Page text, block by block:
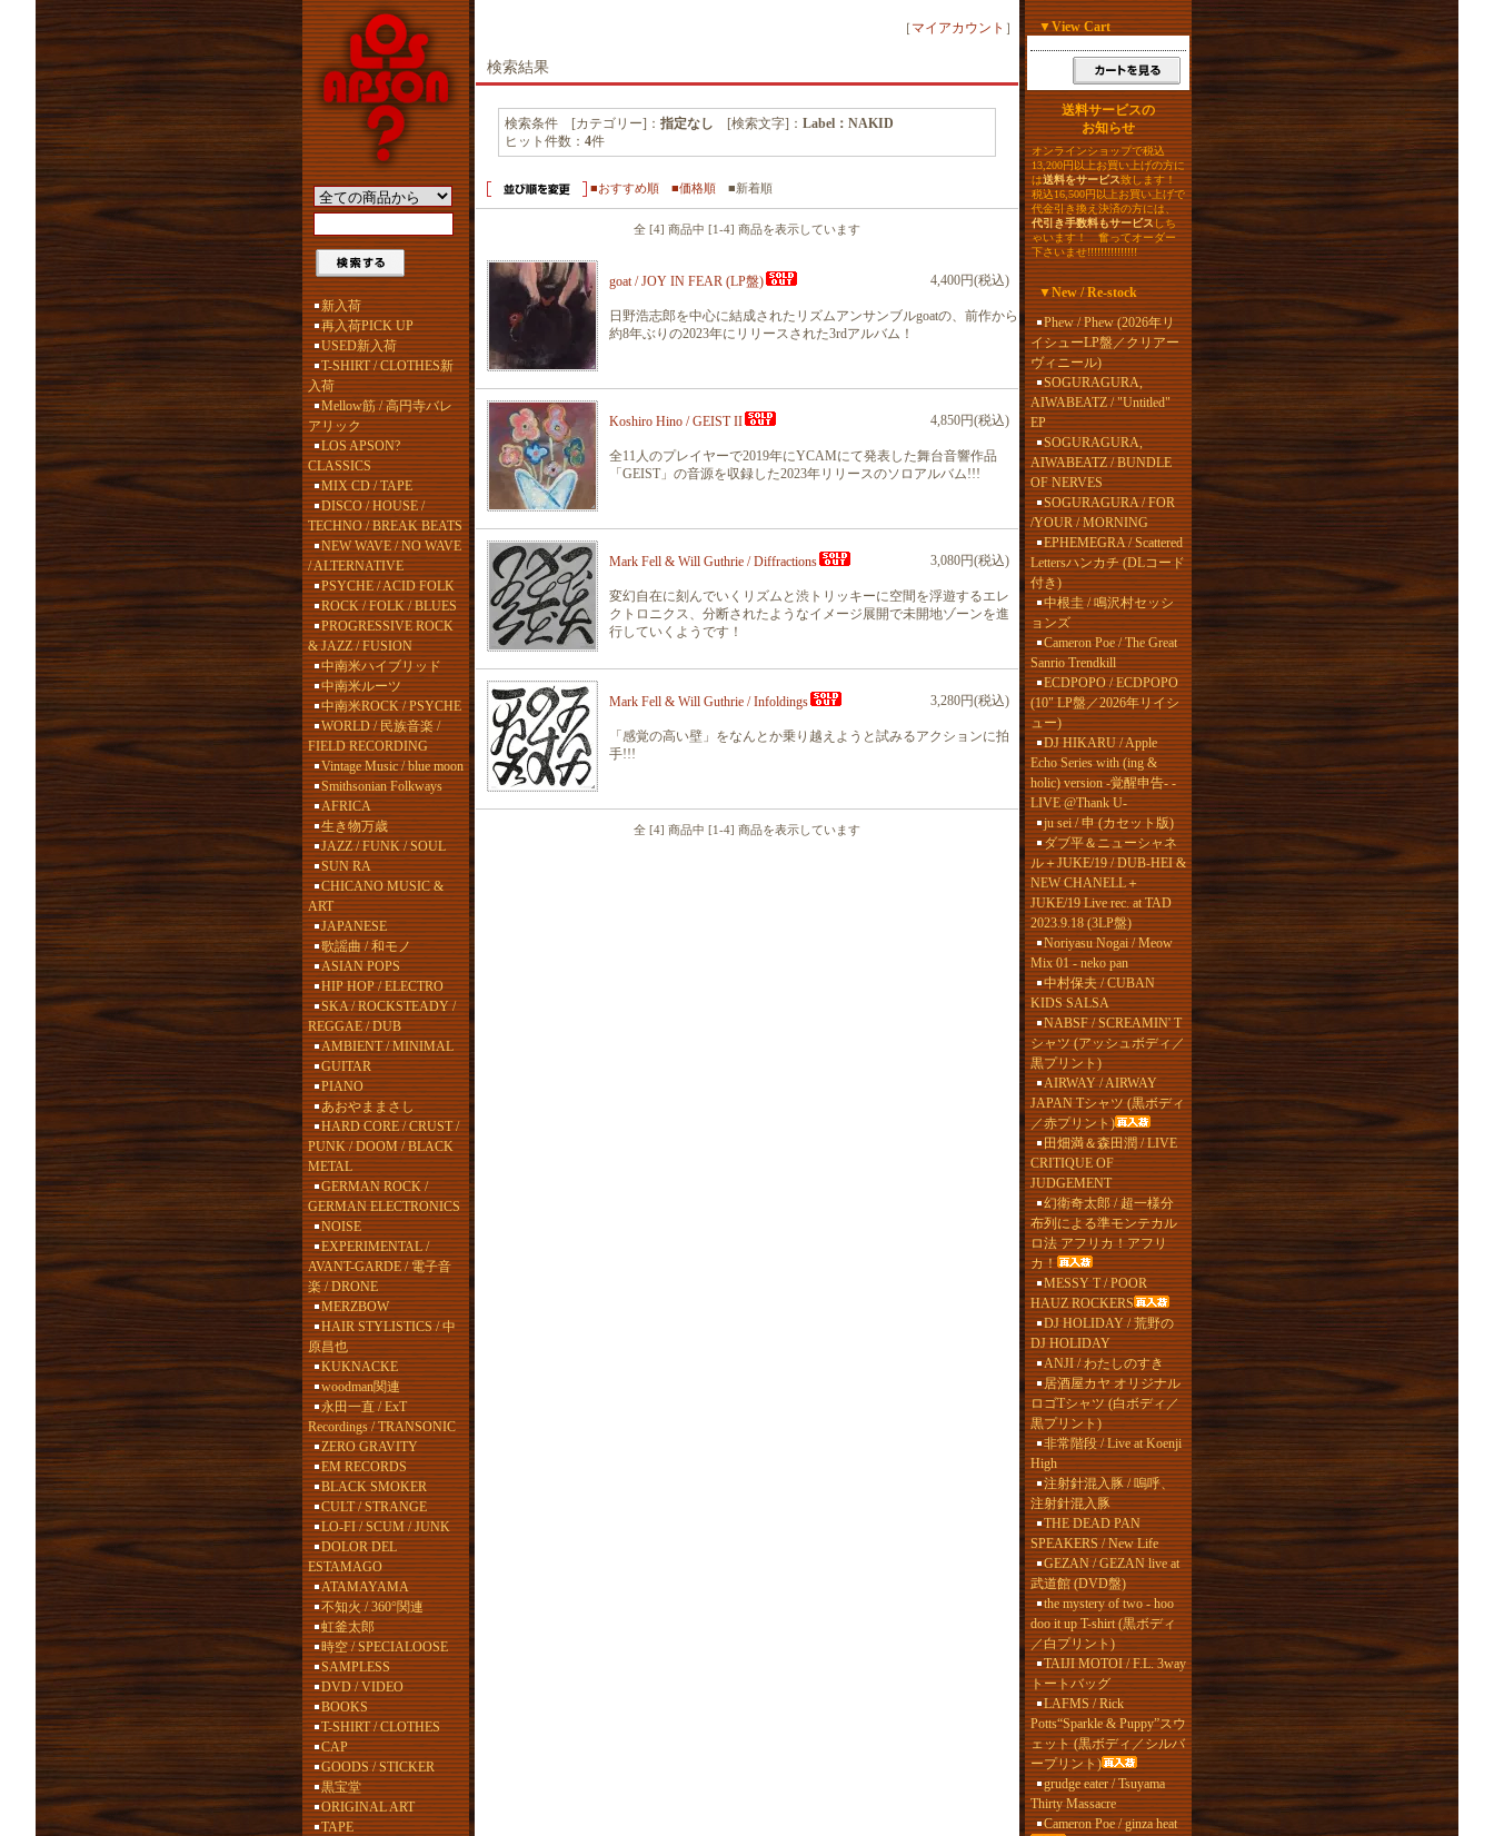
新入荷
再入荷PICK UP
USED新入荷
T-SHIRT / CLOTHES新
入荷
Mellow筋 / 高円寺バレ
アリック
LOS APSON?
CLASSICS
MIX CD / TAPE
DISCO / HOUSE /
TECHNO / BREAK BEATS
NEW WAVE / NO WAVE
/ ALTERNATIVE
PSYCHE / ACID FOLK
ROCK / FOLK / BLUES
PROGRESSIVE ROCK
& JAZZ / FUSION
中南米ハイブリッド
中南米ルーツ
中南米ROCK / PSYCHE
WORLD / 民族音楽 /
FIELD RECORDING
Vintage Music / blue moon
Smithsonian Folkways
AFRICA
生き物万歳
JAZZ / FUNK / SOUL
SUN RA
CHICANO MUSIC &
ART
JAPANESE
歌謡曲 / 和モノ
ASIAN POPS
HIP HOP / ELECTRO
SKA / ROCKSTEADY /
REGGAE / DUB
AMBIENT / MINIMAL
GUITAR
PIANO
あおやままさし
HARD CORE / CRUST /
PUNK / DOOM / BLACK
METAL
GERMAN ROCK /
GERMAN ELECTRONICS
NOISE
EXPERIMENTAL /
AVANT-GARDE / 電子音
楽 / DRONE
MERZBOW
HAIR STYLISTICS / 中
原昌也
KUKNACKE
woodman関連
永田一直 / ExT
Recordings / TRANSONIC
ZERO GRAVITY
EM RECORDS
BLACK SMOKER
CULT / STRANGE
LO-FI / SCUM / JUNK
DOLOR DEL
ESTAMAGO
ATAMAYAMA
不知火 / 360°関連
虹釜太郎
時空 / SPECIALOOSE
SAMPLESS
DVD / VIDEO
BOOKS
T-SHIRT / CLOTHES
CAP
GOODS / STICKER
黒宝堂
ORIGINAL ART
TAPE
［ マイアカウント ］
検索結果
検索条件 [カテゴリー]： 指定なし [検索文字]： Label：NAKID
ヒット件数： 4件
■おすすめ順 ■価格順 ■新着順
全 [4] 商品中 [1-4] 商品を表示しています
goat / JOY IN FEAR (LP盤) 4,400円(税込)
日野浩志郎を中心に結成されたリズムアンサンブルgoatの、前作から
約8年ぶりの2023年にリリースされた3rdアルバム！
Koshiro Hino / GEIST II 4,850円(税込)
全11人のプレイヤーで2019年にYCAMにて発表した舞台音響作品
「GEIST」の音源を収録した2023年リリースのソロアルバム!!!
Mark Fell & Will Guthrie / Diffractions 3,080円(税込)
変幻自在に刻んでいくリズムと渋トリッキーに空間を浮遊するエレ
クトロニクス、分断されたようなイメージ展開で未開地ゾーンを進
行していくようです！
Mark Fell & Will Guthrie / Infoldings 3,280円(税込)
「感覚の高い壁」をなんとか乗り越えようと試みるアクションに拍
手!!!
全 [4] 商品中 [1-4] 商品を表示しています
▼View Cart
送料サービスの
お知らせ
オンラインショップで税込
13,200円以上お買い上げの方に
は送料をサービス致します！
税込16,500円以上お買い上げで
代金引き換え決済の方には、
代引き手数料もサービスしち
ゃいます！ 奮ってオーダー
下さいませ!!!!!!!!!!!!!!!
▼New / Re-stock
Phew / Phew (2026年リ
イシューLP盤／クリアー
ヴィニール)
SOGURAGURA,
AIWABEATZ / "Untitled"
EP
SOGURAGURA,
AIWABEATZ / BUNDLE
OF NERVES
SOGURAGURA / FOR
/YOUR / MORNING
EPHEMEGRA / Scattered
Lettersハンカチ (DLコード
付き)
中根圭 / 鳴沢村セッシ
ョンズ
Cameron Poe / The Great
Sanrio Trendkill
ECDPOPO / ECDPOPO
(10" LP盤／2026年リイシ
ュー)
DJ HIKARU / Apple
Echo Series with (ing &
holic) version -覚醒申告- -
LIVE @Thank U-
ju sei / 申 (カセット版)
ダブ平＆ニューシャネ
ル＋JUKE/19 / DUB-HEI &
NEW CHANELL＋
JUKE/19 Live rec. at TAD
2023.9.18 (3LP盤)
Noriyasu Nogai / Meow
Mix 01 - neko pan
中村保夫 / CUBAN
KIDS SALSA
NABSF / SCREAMIN' T
シャツ (アッシュボディ／
黒プリント)
AIRWAY / AIRWAY
JAPAN Tシャツ (黒ボディ
／赤プリント)
田畑満＆森田潤 / LIVE
CRITIQUE OF
JUDGEMENT
幻衛奇太郎 / 超一様分
布列による準モンテカル
ロ法 アフリカ！アフリ
カ！
MESSY T / POOR
HAUZ ROCKERS
DJ HOLIDAY / 荒野の
DJ HOLIDAY
ANJI / わたしのすき
居酒屋カヤ オリジナル
ロゴTシャツ (白ボディ／
黒プリント)
非常階段 / Live at Koenji
High
注射針混入豚 / 嗚呼、
注射針混入豚
THE DEAD PAN
SPEAKERS / New Life
GEZAN / GEZAN live at
武道館 (DVD盤)
the mystery of two - hoo
doo it up T-shirt (黒ボディ
／白プリント)
TAIJI MOTOI / F.L. 3way
トートバッグ
LAFMS / Rick
Potts“Sparkle & Puppy”スウ
ェット (黒ボディ／シルバ
ープリント)
grudge eater / Tsuyama
Thirty Massacre
Cameron Poe / ginza heat